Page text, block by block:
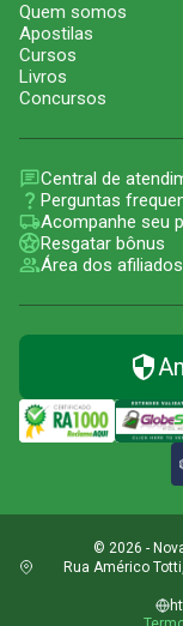
Quem somos
Apostilas
Cursos
Livros
Concursos
Central de
Perguntas
Acompanhe seu
Resgatar bônus
Área dos afiliados
© 2026 -
Rua Américo